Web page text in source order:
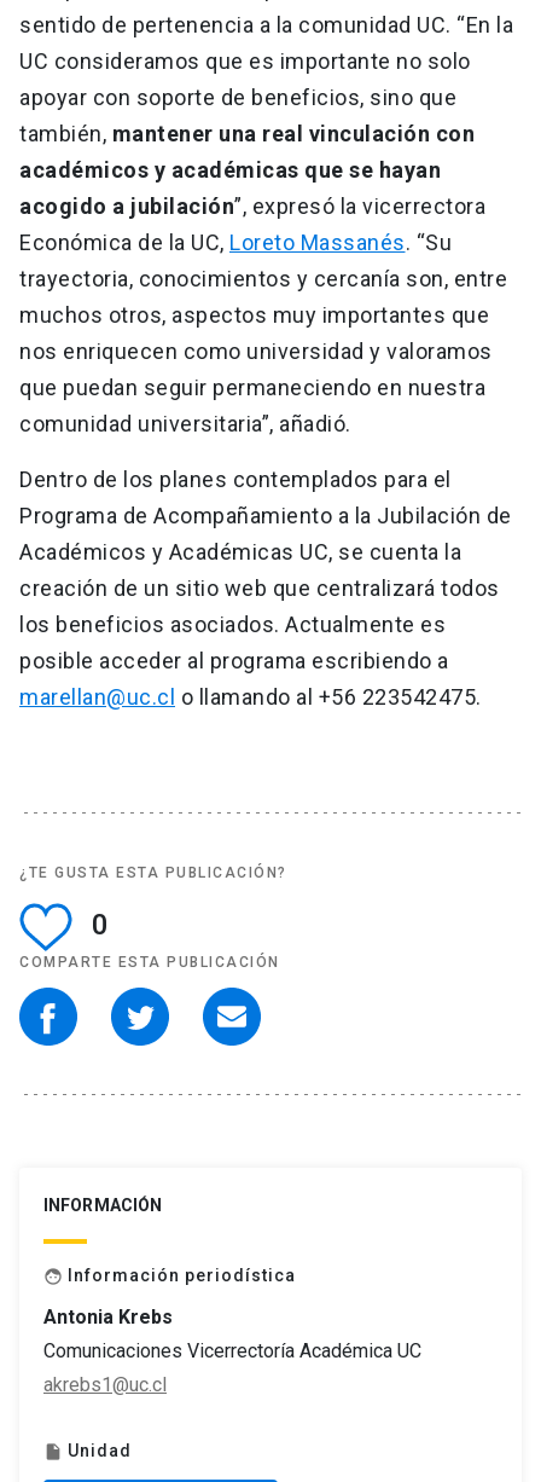
sentido de pertenencia a la comunidad UC. “En la
UC consideramos que es importante no solo
apoyar con soporte de beneficios, sino que
también, mantener una real vinculación con
académicos y académicas que se hayan
acogido a jubilación”, expresó la vicerrectora
Económica de la UC, Loreto Massanés. “Su
trayectoria, conocimientos y cercanía son, entre
muchos otros, aspectos muy importantes que
nos enriquecen como universidad y valoramos
que puedan seguir permaneciendo en nuestra
comunidad universitaria”, añadió.
Dentro de los planes contemplados para el
Programa de Acompañamiento a la Jubilación de
Académicos y Académicas UC, se cuenta la
creación de un sitio web que centralizará todos
los beneficios asociados. Actualmente es
posible acceder al programa escribiendo a
marellan@uc.cl o llamando al +56 223542475.
¿TE GUSTA ESTA PUBLICACIÓN?
0
COMPARTE ESTA PUBLICACIÓN
INFORMACIÓN
face Información periodística
Antonia Krebs
Comunicaciones Vicerrectoría Académica UC
akrebs1@uc.cl
insert_drive_file Unidad